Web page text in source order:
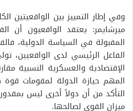
وفي إطار التمييز بين الواقعيتين
ميرشايمر: يعتقد الواقعيون أن
المقبولة في السياسة الدولية،
الفاعل الرئيسي لدى الواقعيين،
الإقتصادية والعسكرية النسبية
المهم حيازة الدولة لمقومات
التأكد من أن دولاً أخرى ليس
ميزان القوى لصالحها.